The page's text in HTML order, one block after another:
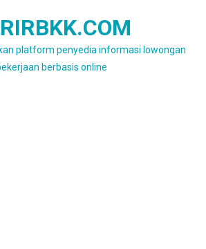
platform penyedia informasi lowongan
berbasis online